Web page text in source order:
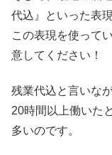
代込』といった表
この表現を使って
意してください！
残業代込と言いな
20時間以上働いた
多いのです。